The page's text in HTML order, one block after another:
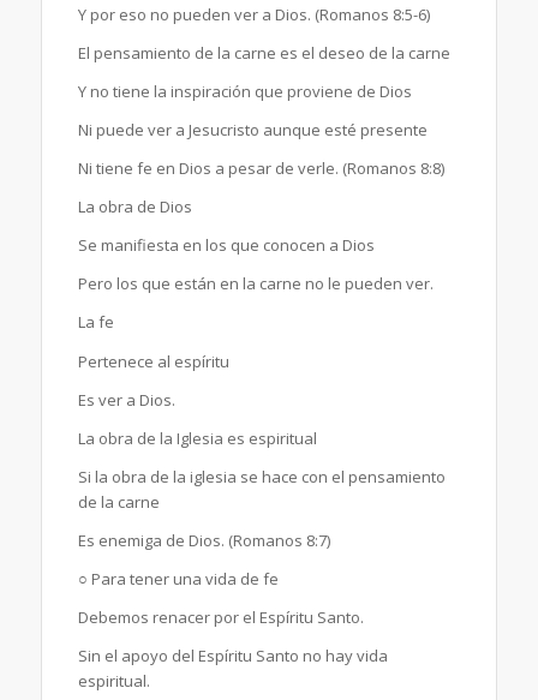
Y por eso no pueden ver a Dios. (Romanos 8:5-6)
El pensamiento de la carne es el deseo de la carne
Y no tiene la inspiración que proviene de Dios
Ni puede ver a Jesucristo aunque esté presente
Ni tiene fe en Dios a pesar de verle. (Romanos 8:8)
La obra de Dios
Se manifiesta en los que conocen a Dios
Pero los que están en la carne no le pueden ver.
La fe
Pertenece al espíritu
Es ver a Dios.
La obra de la Iglesia es espiritual
Si la obra de la iglesia se hace con el pensamiento
de la carne
Es enemiga de Dios. (Romanos 8:7)
○ Para tener una vida de fe
Debemos renacer por el Espíritu Santo.
Sin el apoyo del Espíritu Santo no hay vida
espiritual.